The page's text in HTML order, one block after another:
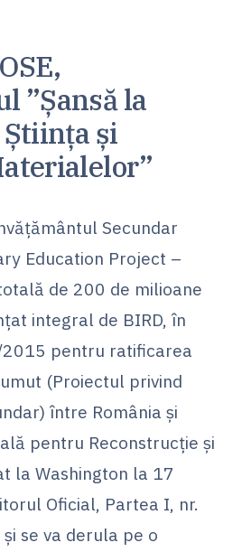
”Șansă la
și
Secundar
Education Project –
de 200 de milioane
integral de BIRD, în
2015 pentru ratificarea
(Proiectul privind
între România și
pentru Reconstrucție și
la Washington la 17
Oficial, Partea I, nr.
se va derula pe o